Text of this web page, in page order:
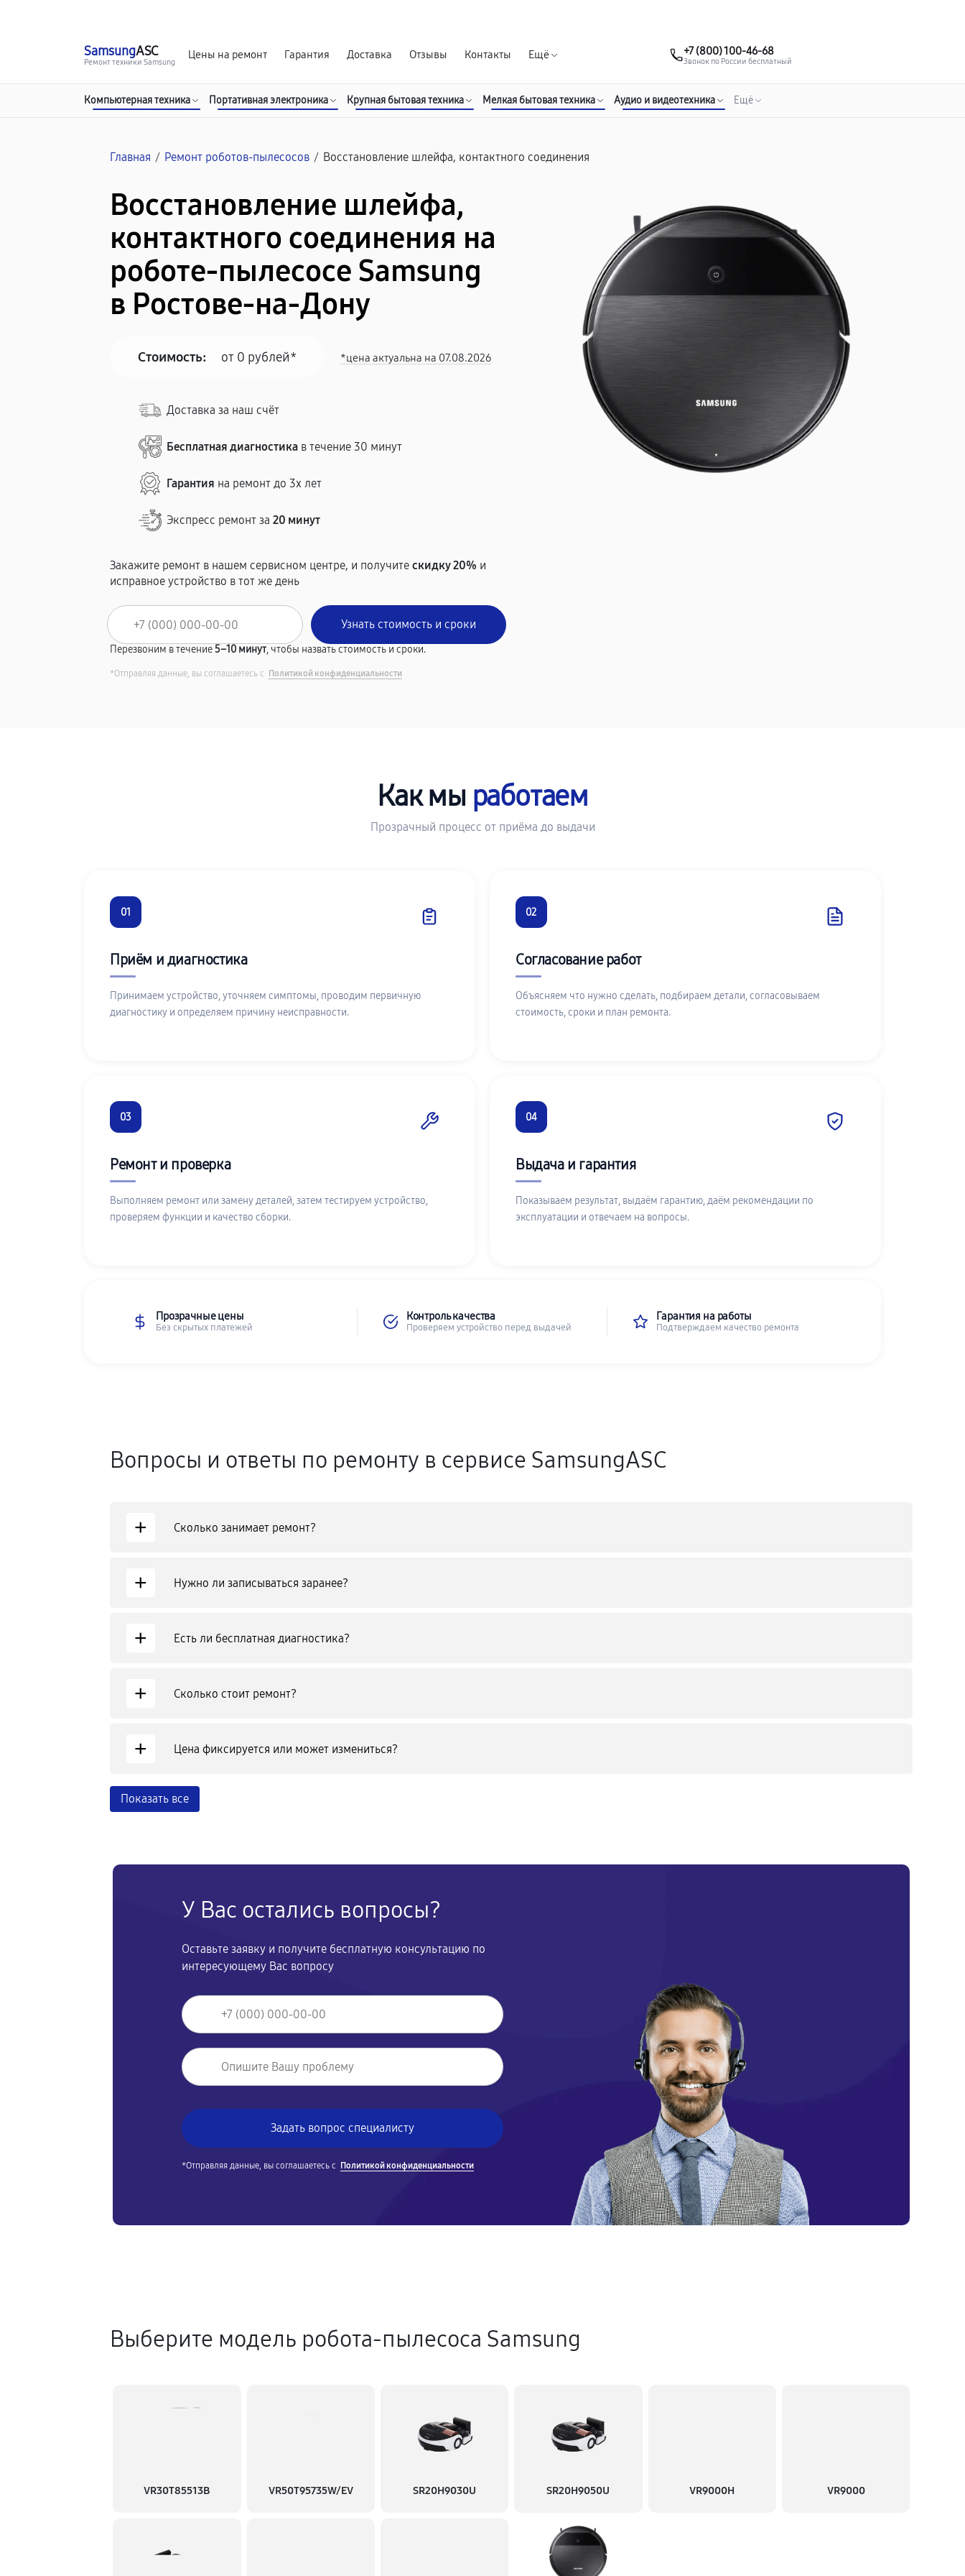
SamsungASC
Ремонт техники Samsung
Цены на ремонт Гарантия Доставка Отзывы Контакты Ещё +7 (800) 100-46-68
Звонок по России бесплатный
Компьютерная техника Портативная электроника Крупная бытовая техника Мелкая бытовая техника Аудио и видеотехника Ещё
Главная / Ремонт роботов-пылесосов / Восстановление шлейфа, контактного соединения
Восстановление шлейфа,
контактного соединения на
роботе-пылесосе Samsung
в Ростове-на-Дону
Стоимость: от 0 рублей* *цена актуальна на 07.08.2026
Доставка за наш счёт
Бесплатная диагностика в течение 30 минут
Гарантия на ремонт до 3х лет
Экспресс ремонт за20 минут
Закажите ремонт в нашем сервисном центре, и получитескидку 20% и
исправное устройство в тот же день
Перезвоним в течение5–10 минут, чтобы назвать стоимость и сроки.
*Отправляя данные, вы соглашаетесь с Политикой конфиденциальности
Как мы работаем
Прозрачный процесс от приёма до выдачи
01
Приём и диагностика
Принимаем устройство, уточняем симптомы, проводим первичную
диагностику и определяем причину неисправности.
02
Согласование работ
Объясняем что нужно сделать, подбираем детали, согласовываем
стоимость, сроки и план ремонта.
03
Ремонт и проверка
Выполняем ремонт или замену деталей, затем тестируем устройство,
проверяем функции и качество сборки.
04
Выдача и гарантия
Показываем результат, выдаём гарантию, даём рекомендации по
эксплуатации и отвечаем на вопросы.
Прозрачные цены
Без скрытых платежей
Контроль качества
Проверяем устройство перед выдачей
Гарантия на работы
Подтверждаем качество ремонта
Вопросы и ответы по ремонту в сервисе SamsungASC
+ Сколько занимает ремонт?
+ Нужно ли записываться заранее?
+ Есть ли бесплатная диагностика?
+ Сколько стоит ремонт?
+ Цена фиксируется или может измениться?
Показать все
У Вас остались вопросы?
Оставьте заявку и получите бесплатную консультацию по
интересующему Вас вопросу
*Отправляя данные, вы соглашаетесь с Политикой конфиденциальности
Выберите модель робота-пылесоса Samsung
VR30T85513B VR50T95735W/EV SR20H9030U SR20H9050U VR9000H VR9000